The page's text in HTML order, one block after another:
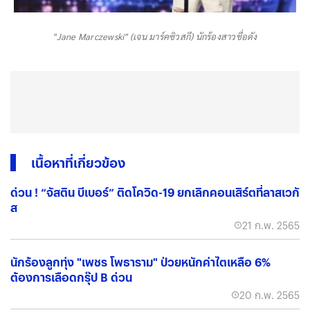
"Jane Marczewski" (เจน มาร์คซิวสกี) นักร้องสาวชื่อดัง
เนื้อหาที่เกี่ยวข้อง
ด่วน ! “จัสติน บีเบอร์” ติดโควิด-19 ยกเลิกคอนเสิร์ตที่ลาสเวกั
ส
21 ก.พ. 2565
นักร้องลูกทุ่ง "เพชร โพธาราม" ป่วยหนักค่าไตเหลือ 6%
ต้องการเลือดกรุ๊ป B ด่วน
20 ก.พ. 2565